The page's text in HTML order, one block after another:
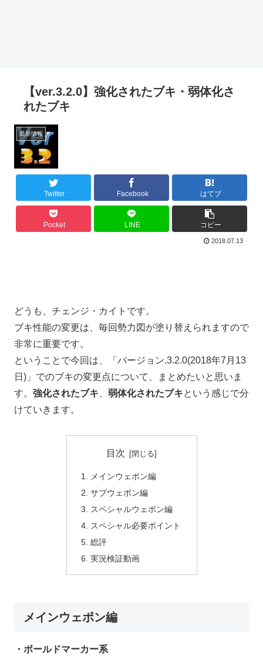
【ver.3.2.0】強化されたブキ・弱体化さ
れたブキ
最新情報
Twitter Facebook はてブ
Pocket LINE コピー
2018.07.13
どうも、チェンジ・カイトです。
ブキ性能の変更は、毎回勢力図が塗り替えられますので
非常に重要です。
ということで今回は、「バージョン.3.2.0(2018年7月13
日)」でのブキの変更点について、まとめたいと思いま
す。 強化されたブキ 弱体化されたブキという感じで分
けていきます。
目次
メインウェポン編
サブウェポン編
スペシャルウェポン編
スペシャル必要ポイント
総評
実況検証動画
メインウェポン編
・ボールドマーカー系